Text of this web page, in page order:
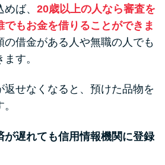
ば、 20歳以上の人なら審査を
でもお金を借りることができま
の借金がある人や無職の人でも
す。
返せなくなると、預けた品物を
が遅れても信用情報機関に登録